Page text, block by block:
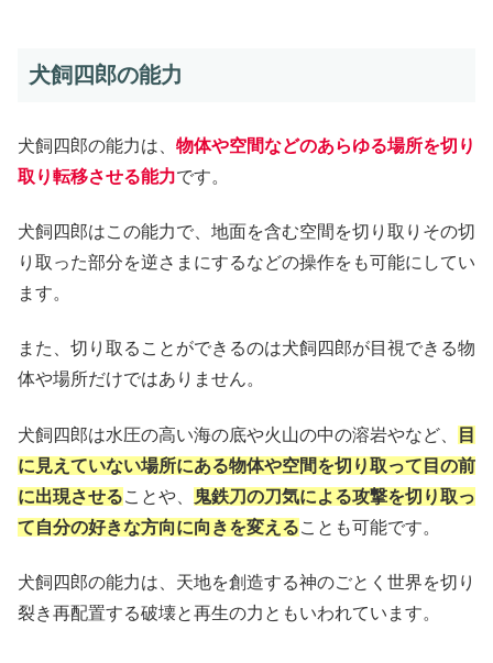
犬飼四郎の能力
犬飼四郎の能力は、 物体や空間などのあらゆる場所を切り
取り転移させる能力です。
犬飼四郎はこの能力で、地面を含む空間を切り取りその切
り取った部分を逆さまにするなどの操作をも可能にしてい
ます。
また、切り取ることができるのは犬飼四郎が目視できる物
体や場所だけではありません。
犬飼四郎は水圧の高い海の底や火山の中の溶岩やなど、
目
に見えていない場所にある物体や空間を切り取って目の前
に出現させることや、
鬼鉄刀の刀気による攻撃を切り取っ
て自分の好きな方向に向きを変えることも可能です。
犬飼四郎の能力は、天地を創造する神のごとく世界を切り
裂き再配置する破壊と再生の力ともいわれています。